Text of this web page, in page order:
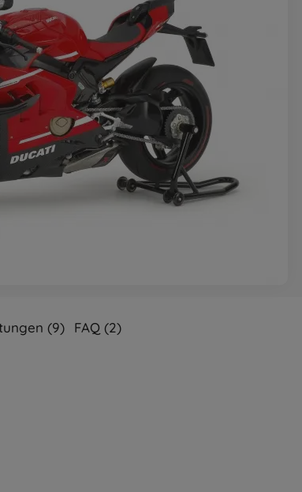
(9) FAQ (2)